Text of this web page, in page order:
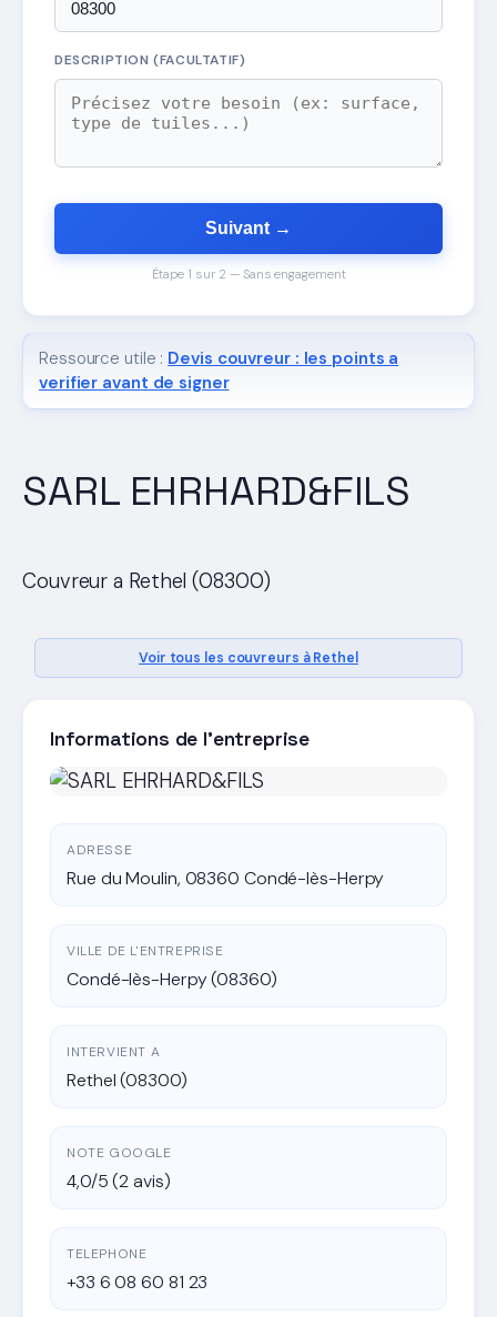
SARL EHRHARD&FILS
Couvreur a Rethel (08300)
Voir tous les couvreurs à Rethel
Informations de l'entreprise
ADRESSE
Rue du Moulin, 08360 Condé-lès-Herpy
VILLE DE L'ENTREPRISE
Condé-lès-Herpy (08360)
INTERVIENT A
Rethel (08300)
NOTE GOOGLE
4,0/5 (2 avis)
TELEPHONE
+33 6 08 60 81 23
DESCRIPTION (FACULTATIF)
Suivant →
Étape 1 sur 2 — Sans engagement
Ressource utile : Devis couvreur : les points a
verifier avant de signer